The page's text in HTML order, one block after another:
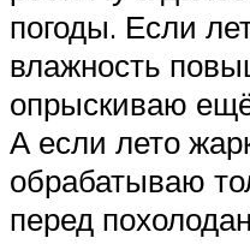
погоды. Если
влажность
опрыскиваю
А если лето
обрабатываю
перед